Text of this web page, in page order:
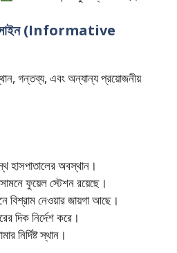
সাইন (Informative
গন্তব্য, এবং অন্যান্য প্রয়োজনীয়
হাসপাতালের অবস্থান।
ফুয়েল স্টেশন রয়েছে।
বিশ্রাম নেওয়ার জায়গা আছে।
দিক নির্দেশ করে।
নির্দিষ্ট স্থান।